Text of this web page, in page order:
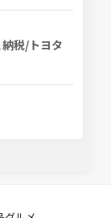
税/トヨタ